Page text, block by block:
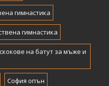
гимнастика
гимнастика
на батут за мъже и
София опън